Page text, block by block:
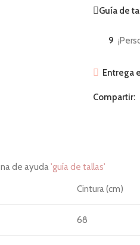
Guía de
9
Entrega
Compartir:
de ayuda'guía de tallas'
Cintura (cm)
68